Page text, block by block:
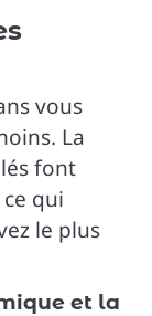
vous
La
font
qui
le plus
et la